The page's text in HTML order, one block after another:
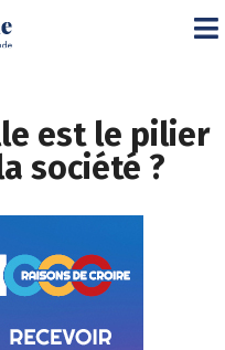
est le pilier
société ?